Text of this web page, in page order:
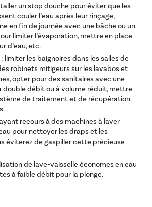
un stop douche pour éviter que les
couler l’eau après leur rinçage,
en fin de journée avec une bâche ou un
limiter l’évaporation, mettre en place
d’eau, etc.
limiter les baignoires dans les salles de
robinets mitigeurs sur les lavabos et
opter pour des sanitaires avec une
double débit ou à volume réduit, mettre
de traitement et de récupération
recours à des machines à laver
pour nettoyer les draps et les
éviterez de gaspiller cette précieuse
de lave-vaisselle économes en eau
à faible débit pour la plonge.